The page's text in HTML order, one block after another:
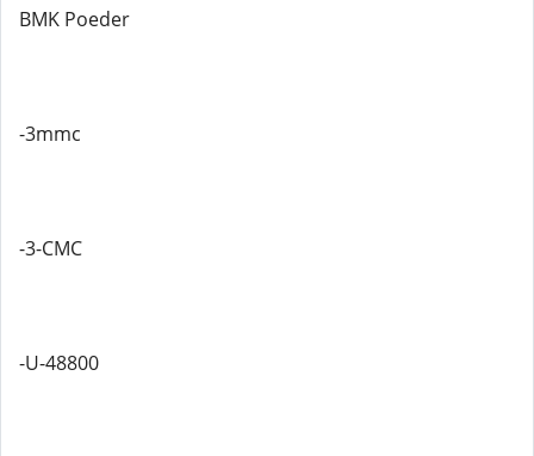
BMK Poeder
-3mmc
-3-CMC
-U-48800